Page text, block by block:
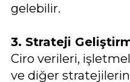
gelebilir.
3. Strateji
Ciro verileri,
ve diğer